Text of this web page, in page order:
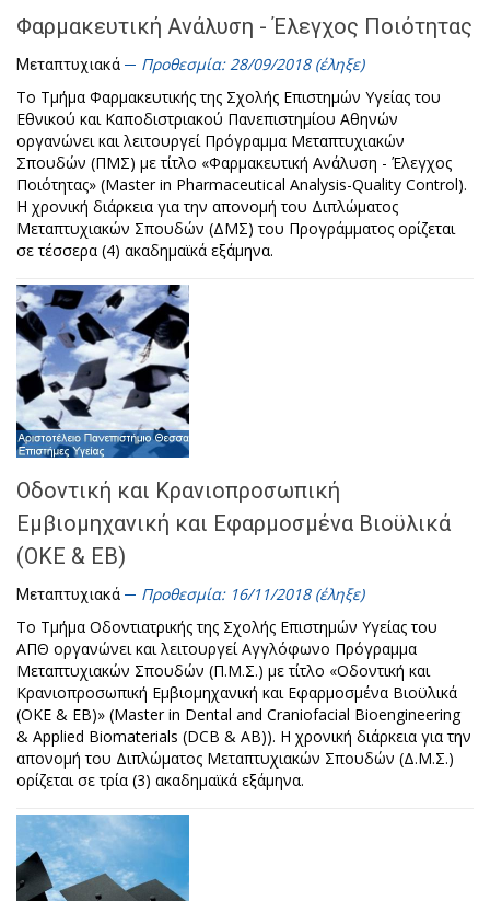
Φαρμακευτική Ανάλυση - Έλεγχος Ποιότητας
Μεταπτυχιακά
Προθεσμία: 28/09/2018 (έληξε)
Το Τμήμα Φαρμακευτικής της Σχολής Επιστημών Υγείας του
Εθνικού και Καποδιστριακού Πανεπιστημίου Αθηνών
οργανώνει και λειτουργεί Πρόγραμμα Μεταπτυχιακών
Σπουδών (ΠΜΣ) με τίτλο «Φαρμακευτική Ανάλυση - Έλεγχος
Ποιότητας» (Master in Pharmaceutical Analysis-Quality Control).
Η χρονική διάρκεια για την απονομή του Διπλώματος
Μεταπτυχιακών Σπουδών (ΔΜΣ) του Προγράμματος ορίζεται
σε τέσσερα (4) ακαδημαϊκά εξάμηνα.
Οδοντική και Κρανιοπροσωπική
Εμβιομηχανική και Εφαρμοσμένα Βιοϋλικά
(ΟΚΕ & ΕΒ)
Μεταπτυχιακά
Προθεσμία: 16/11/2018 (έληξε)
Το Τμήμα Οδοντιατρικής της Σχολής Επιστημών Υγείας του
ΑΠΘ οργανώνει και λειτουργεί Αγγλόφωνο Πρόγραμμα
Μεταπτυχιακών Σπουδών (Π.Μ.Σ.) με τίτλο «Οδοντική και
Κρανιοπροσωπική Εμβιομηχανική και Εφαρμοσμένα Βιοϋλικά
(ΟΚΕ & ΕΒ)» (Master in Dental and Craniofacial Bioengineering
& Applied Biomaterials (DCB & AB)). Η χρονική διάρκεια για την
απονομή του Διπλώματος Μεταπτυχιακών Σπουδών (Δ.Μ.Σ.)
ορίζεται σε τρία (3) ακαδημαϊκά εξάμηνα.